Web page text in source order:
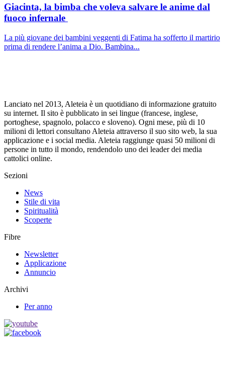
Giacinta, la bimba che voleva salvare le anime dal
fuoco infernale
La più giovane dei bambini veggenti di Fatima ha sofferto il martirio
prima di rendere l’anima a Dio. Bambina...
Lanciato nel 2013, Aleteia è un quotidiano di informazione gratuito
su internet. Il sito è pubblicato in sei lingue (francese, inglese,
portoghese, spagnolo, polacco e sloveno). Ogni mese, più di 10
milioni di lettori consultano Aleteia attraverso il suo sito web, la sua
applicazione e i social media. Aleteia raggiunge quasi 50 milioni di
persone in tutto il mondo, rendendolo uno dei leader dei media
cattolici online.
Sezioni
News
Stile di vita
Spiritualità
Scoperte
Fibre
Newsletter
Applicazione
Annuncio
Archivi
Per anno